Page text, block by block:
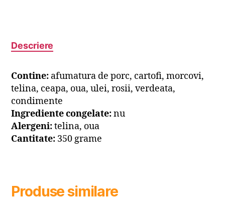
Descriere
Contine: afumatura de porc, cartofi, morcovi,
telina, ceapa, oua, ulei, rosii, verdeata,
condimente
Ingrediente congelate:nu
Alergeni:telina, oua
Cantitate: 350 grame
Produse similare